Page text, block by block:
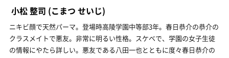
小松 整司 (こまつ せいじ)
ニキビ顔で天然パーマ。登場時高陵学園中等部3年。春日恭介の恭介の
クラスメイトで悪友。非常に明るい性格。スケベで、学園の女子生徒
の情報にやたら詳しい。悪友である八田一也とともに度々春日恭介の